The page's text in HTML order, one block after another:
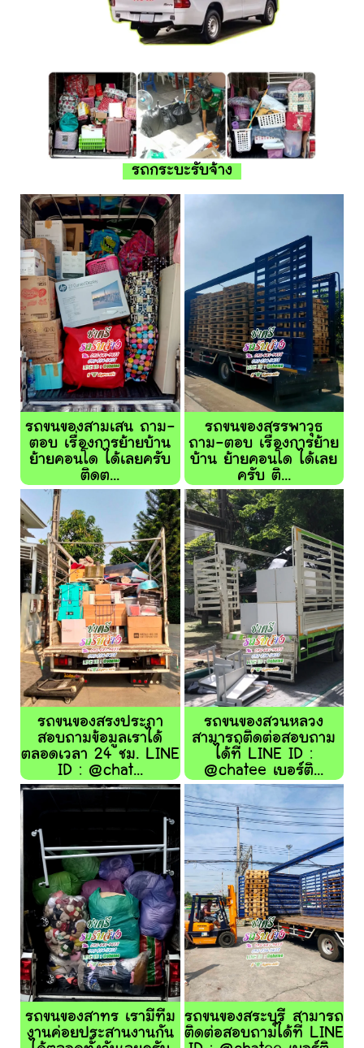
รถกระบะรับจ้าง
รถขนของสามเสน ถาม-
ตอบ เรื่องการย้ายบ้าน
ย้ายคอนโด ได้เลยครับ
ติดต...
รถขนของสรรพาวุธ
ถาม-ตอบ เรื่องการย้าย
บ้าน ย้ายคอนโด ได้เลย
ครับ ติ...
รถขนของสรงประภา
สอบถามข้อมูลเราได้
ตลอดเวลา 24 ชม. LINE
ID : @chat...
รถขนของสวนหลวง
สามารถติดต่อสอบถาม
ได้ที่ LINE ID :
@chatee เบอร์ติ...
รถขนของสาทร เรามีทีม
งานค่อยประสานงานกัน
รถขนของสระบุรี สามารถ
ติดต่อสอบถามได้ที่ LINE